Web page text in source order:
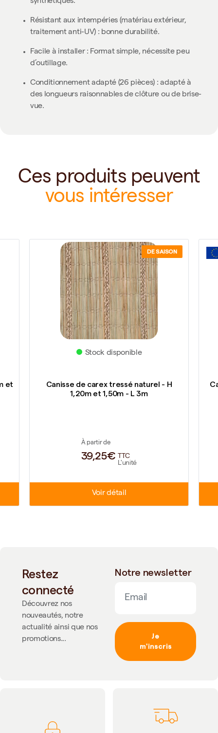
Résistant aux intempéries (matériau extérieur,
traitement anti-UV) : bonne durabilité.
Facile à installer : Format simple, nécessite peu
d’outillage.
Conditionnement adapté (26 pièces) : adapté à
des longueurs raisonnables de clôture ou de brise-
vue.
Ces produits peuvent
vous intéresser
et
DE SAISON
Stock disponible
Canisse de carex tressé naturel - H
1,20m et 1,50m - L 3m
À partir de
39,25€
TTC
L'unité
Voir détail
Restez
connecté
Découvrez nos
nouveautés, notre
actualité ainsi que nos
promotions...
Notre newsletter
Je
m'inscris